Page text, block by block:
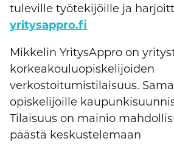
tuleville työtekijöille ja
yritysappro.fi
Mikkelin YritysAppro on
korkeakouluopiskelijoiden
verkostoitumistilaisuus.
opiskelijoille
Tilaisuus on mainio
päästä keskustelemaan